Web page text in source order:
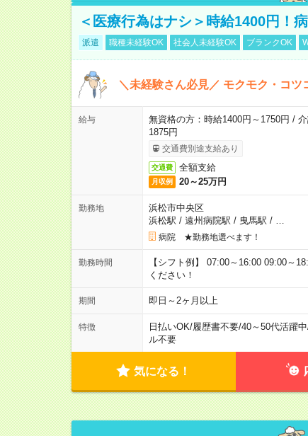
＜医療行為はナシ＞時給1400円！
派遣 職種未経験OK 社会人未経験OK ブランクOK
＼未経験さん必見／ モクモク・コ
給与
無資格の方：時給1400円～1750円 /
1875円
交通費別途支給あり
交通費 全額支給
月収例 20～25万円
勤務地
浜松市中央区
浜松駅 / 遠州病院駅 / 曳馬駅 /
病院 ★勤務地選べます！
勤務時間
【シフト例】 07:00～16:00 09:00～
ください！
期間 即日～2ヶ月以上
特徴 日払いOK/履歴書不要/40～50代活躍中
ル不要
気になる！